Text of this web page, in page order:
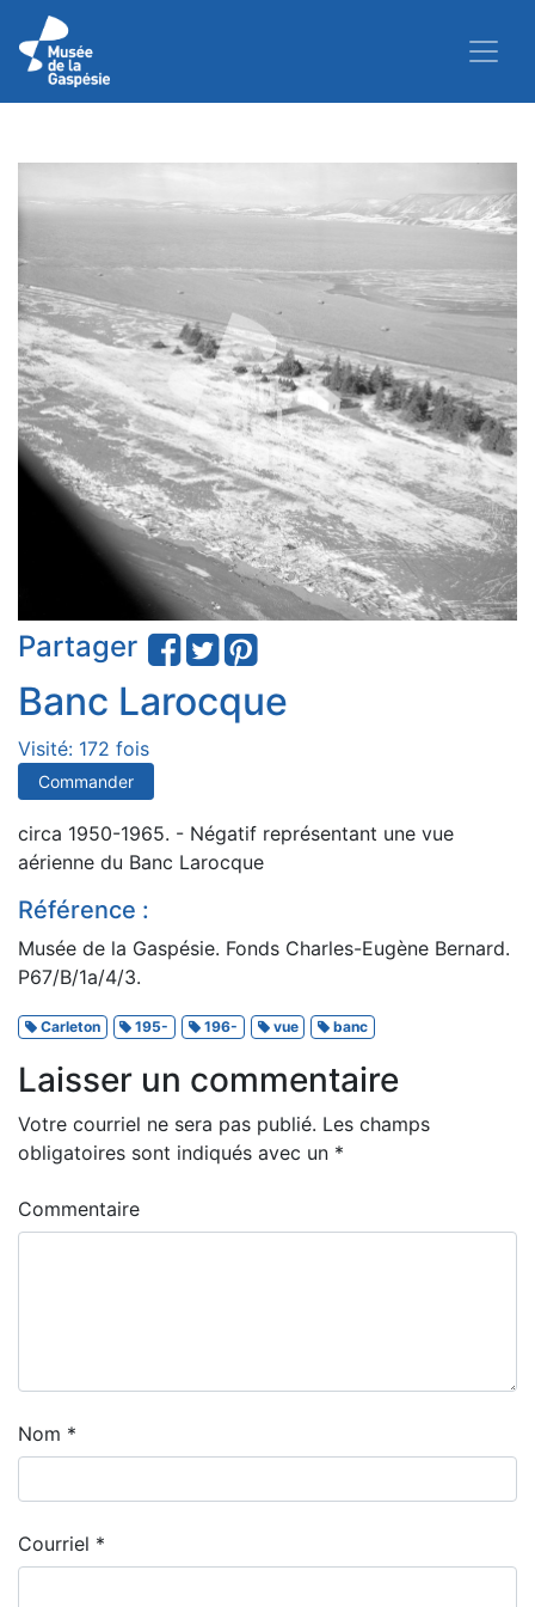
Partager
Banc Larocque
Visité: 172 fois
Commander
circa 1950-1965. - Négatif représentant une vue
aérienne du Banc Larocque
Référence :
Musée de la Gaspésie. Fonds Charles-Eugène Bernard.
P67/B/1a/4/3.
Carleton 195- 196- vue banc
Laisser un commentaire
Votre courriel ne sera pas publié. Les champs
obligatoires sont indiqués avec un *
Commentaire
Nom *
Courriel *